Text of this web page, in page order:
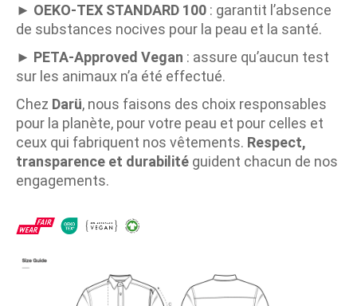
► OEKO-TEX STANDARD 100 : garantit l’absence
de substances nocives pour la peau et la santé.
► PETA-Approved Vegan : assure qu’aucun test
sur les animaux n’a été effectué.
Chez Darü, nous faisons des choix responsables
pour la planète, pour votre peau et pour celles et
ceux qui fabriquent nos vêtements. Respect,
transparence et durabilité guident chacun de nos
engagements.